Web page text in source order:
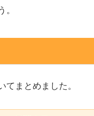
まとめました。